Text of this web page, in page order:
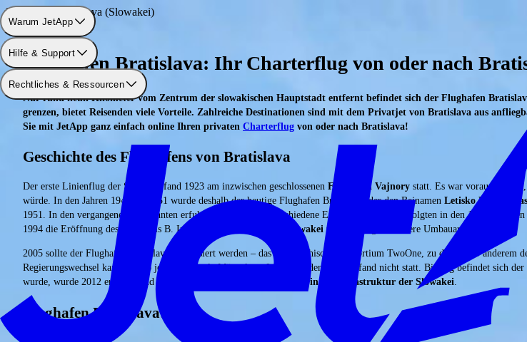
Warum JetApp
Hilfe & Support
Rechtliches & Ressourcen
Flughafen: Bratislava (Slowakei)
Flughafen Bratislava: Ihr Charterflug von oder nach
Nur rund neun Kilometer vom Zentrum der slowakischen Hauptstadt entfernt befindet sich der Flughafen
grenzen, bietet Reisenden viele Vorteile. Zahlreiche Destinationen sind mit dem Privatjet von Bratislava aus
Sie mit JetApp ganz einfach online Ihren privaten Charterflug von oder nach Bratislava!
Geschichte des Flughafens von Bratislava
Der erste Linienflug der Slowakei fand 1923 am inzwischen geschlossenen Flughafen Vajnory statt. Es war
würde. In den Jahren 1947 bis 1951 wurde deshalb der heutige Flughafen Bratislava, der den Beinamen Letisko Milana
1951. In den vergangenen Jahrzehnten erfuhr der Flughafen verschiedene Erweiterungen. So erfolgten in den 1980er-
1994 die Eröffnung des Terminals B. Im Zuge des
Beitritts der Slowakei zur EU folgten weitere Umbauarbeiten.
2005 sollte der Flughafen Bratislava privatisiert werden – das österreichische Konsortium TwoOne, zu dem unter anderem
Regierungswechsel kamen 2006 jedoch formale Mängel ans Licht und der Verkauf fand nicht statt. Bislang befindet sich
wurde, wurde 2012 eröffnet und gehört zu den
größten Investitionen in die Infrastruktur der Slowakei.
Flughafen Bratislava: Lage